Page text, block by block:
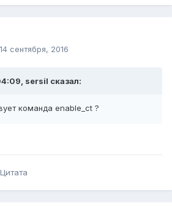
14 сентября, 2016
sersil сказал:
команда enable_ct ?
Цитата